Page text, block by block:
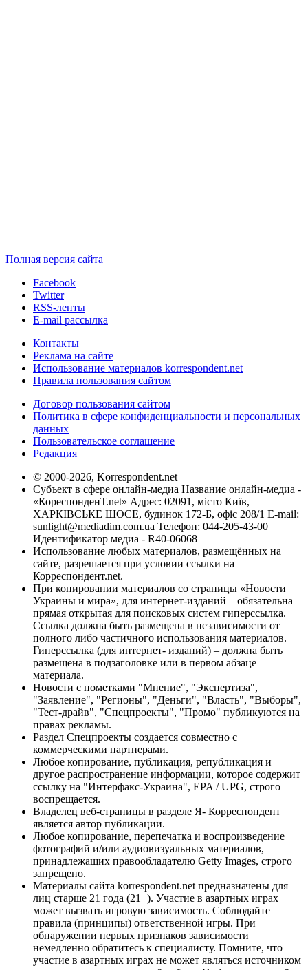
Полная версия сайта
Facebook
Twitter
RSS-ленты
E-mail рассылка
Контакты
Реклама на сайте
Использование материалов korrespondent.net
Правила пользования сайтом
Договор пользования сайтом
Политика в сфере конфиденциальности и персональных
данных
Пользовательское соглашение
Редакция
© 2000-2026, Korrespondent.net
Субъект в сфере онлайн-медиа Название онлайн-медиа -
«КореспонденТ.net» Адрес: 02091, місто Київ,
ХАРКІВСЬКЕ ШОСЕ, будинок 172-Б, офіс 208/1 E-mail:
sunlight@mediadim.com.ua Телефон: 044-205-43-00
Идентификатор медиа - R40-06068
Использование любых материалов, размещённых на
сайте, разрешается при условии ссылки на
Корреспондент.net.
При копировании материалов со страницы «Новости
Украины и мира», для интернет-изданий – обязательна
прямая открытая для поисковых систем гиперссылка.
Ссылка должна быть размещена в независимости от
полного либо частичного использования материалов.
Гиперссылка (для интернет- изданий) – должна быть
размещена в подзаголовке или в первом абзаце
материала.
Новости с пометками "Мнение", "Экспертиза",
"Заявление", "Регионы", "Деньги", "Власть", "Выборы",
"Тест-драйв", "Спецпроекты", "Промо" публикуются на
правах рекламы.
Раздел Спецпроекты создается совместно с
коммерческими партнерами.
Любое копирование, публикация, републикация и
другое распространение информации, которое содержит
ссылку на "Интерфакс-Украина", EPA / UPG, строго
воспрещается.
Владелец веб-страницы в разделе Я- Корреспондент
является автор публикации.
Любое копирование, перепечатка и воспроизведение
фотографий и/или аудиовизуальных материалов,
принадлежащих правообладателю Getty Images, строго
запрещено.
Материалы сайта korrespondent.net предназначены для
лиц старше 21 года (21+). Участие в азартных играх
может вызвать игровую зависимость. Соблюдайте
правила (принципы) ответственной игры. При
обнаружении первых признаков зависимости
немедленно обратитесь к специалисту. Помните, что
участие в азартных играх не может являться источником